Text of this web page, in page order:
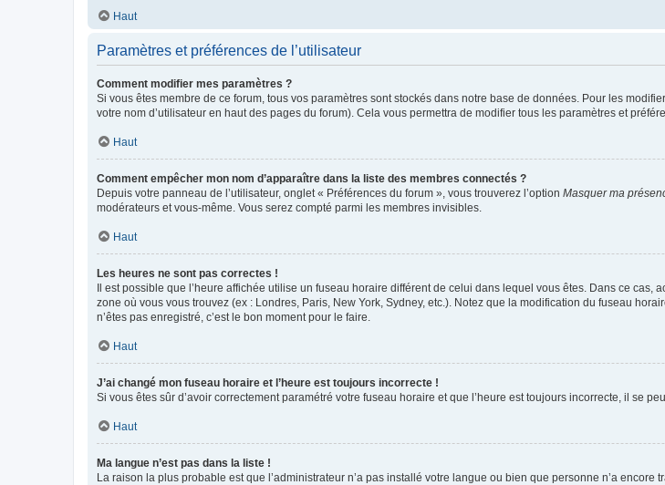
Haut
Paramètres et préférences de l’utilisateur
Comment modifier mes paramètres ?
Si vous êtes membre de ce forum, tous vos paramètres sont stockés dans notre base de données. Pour les
votre nom d’utilisateur en haut des pages du forum). Cela vous permettra de modifier tous les paramètres et
Haut
Comment empêcher mon nom d’apparaître dans la liste des membres connectés ?
Depuis votre panneau de l’utilisateur, onglet « Préférences du forum », vous trouverez l’option Masquer ma
modérateurs et vous-même. Vous serez compté parmi les membres invisibles.
Haut
Les heures ne sont pas correctes !
Il est possible que l’heure affichée utilise un fuseau horaire différent de celui dans lequel vous êtes. Dans ce cas,
zone où vous vous trouvez (ex : Londres, Paris, New York, Sydney, etc.). Notez que la modification du fuseau
n’êtes pas enregistré, c’est le bon moment pour le faire.
Haut
J’ai changé mon fuseau horaire et l’heure est toujours incorrecte !
Si vous êtes sûr d’avoir correctement paramétré votre fuseau horaire et que l’heure est toujours incorrecte, il se
Haut
Ma langue n’est pas dans la liste !
La raison la plus probable est que l’administrateur n’a pas installé votre langue ou bien que personne n’a